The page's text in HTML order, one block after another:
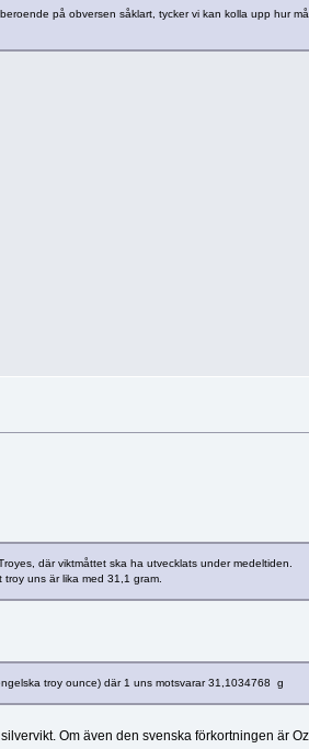
på obversen såklart, tycker vi kan kolla upp hur
där viktmåttet ska ha utvecklats under medeltiden.
uns är lika med 31,1 gram.
troy ounce) där 1 uns motsvarar 31,1034768 g
Om även den svenska förkortningen är